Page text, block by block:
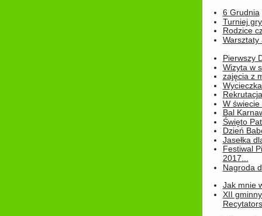
6 Grudnia
Turniej
Rodzice
Warsztaty
Pierwszy
Wizyta w
zajęcia z
W świecie
Bal
Święto
Dzień
Jasełka
Festiwal
2017...
Nagroda
Jak mnie
XII